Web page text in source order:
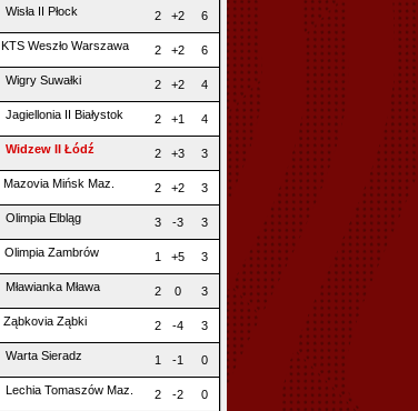
Wisła II Płock 2 +2 6
KTS Weszło Warszawa 2 +2 6
Wigry Suwałki 2 +2 4
Jagiellonia II Białystok 2 +1 4
Widzew II Łódź 2 +3 3
Mazovia Mińsk Maz. 2 +2 3
Olimpia Elbląg 3 -3 3
Olimpia Zambrów 1 +5 3
Mławianka Mława 2 0 3
Ząbkovia Ząbki 2 -4 3
Warta Sieradz 1 -1 0
Lechia Tomaszów Maz. 2 -2 0